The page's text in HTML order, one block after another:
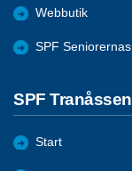
Webbutik
SPF
SPF
Start